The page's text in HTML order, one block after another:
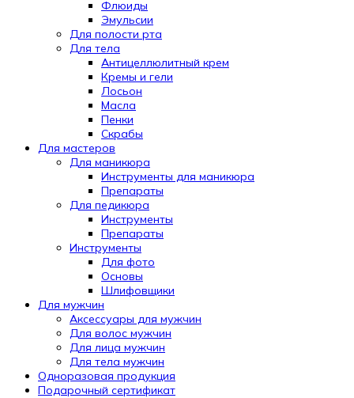
Флюиды
Эмульсии
Для полости рта
Для тела
Антицеллюлитный крем
Кремы и гели
Лосьон
Масла
Пенки
Скрабы
Для мастеров
Для маникюра
Инструменты для маникюра
Препараты
Для педикюра
Инструменты
Препараты
Инструменты
Для фото
Основы
Шлифовщики
Для мужчин
Аксессуары для мужчин
Для волос мужчин
Для лица мужчин
Для тела мужчин
Одноразовая продукция
Подарочный сертификат